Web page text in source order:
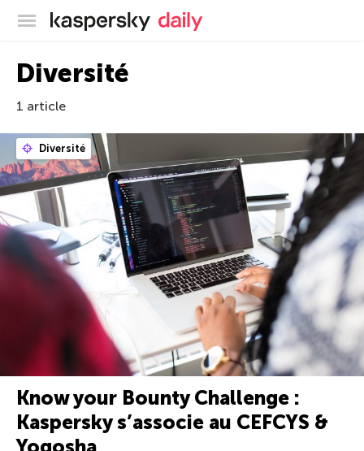
Blog officiel de Kaspersky
Diversité
1 article
Diversité
Know your Bounty Challenge :
Kaspersky s’associe au CEFCYS &